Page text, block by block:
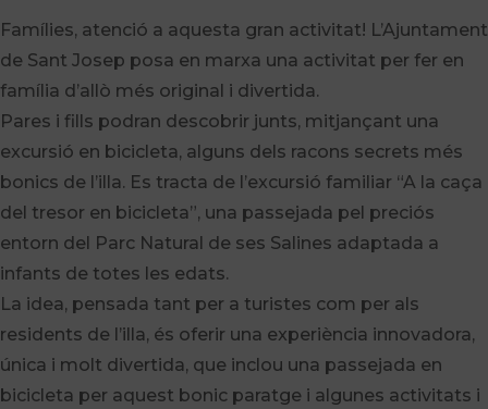
Famílies, atenció a aquesta gran activitat! L’Ajuntament
de Sant Josep posa en marxa una activitat per fer en
família d’allò més original i divertida.
Pares i fills podran descobrir junts, mitjançant una
excursió en bicicleta, alguns dels racons secrets més
bonics de l’illa. Es tracta de l’excursió familiar “A la caça
del tresor en bicicleta”, una passejada pel preciós
entorn del Parc Natural de ses Salines adaptada a
infants de totes les edats.
La idea, pensada tant per a turistes com per als
residents de l’illa, és oferir una experiència innovadora,
única i molt divertida, que inclou una passejada en
bicicleta per aquest bonic paratge i algunes activitats i